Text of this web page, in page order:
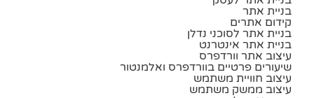
בניית אתר
קידום אתרים
בניית אתר לסוכני נדלן
בניית אתר אינטרנט
עיצוב אתר וורדפרס
שיעורים פרטיים בוורדפרס ואלמנטור
עיצוב חוויית משתמש
עיצוב ממשק משתמש